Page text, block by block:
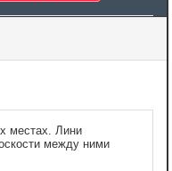
местах. Лини
между ними